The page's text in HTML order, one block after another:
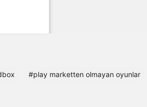
#play marketten olmayan oyunlar